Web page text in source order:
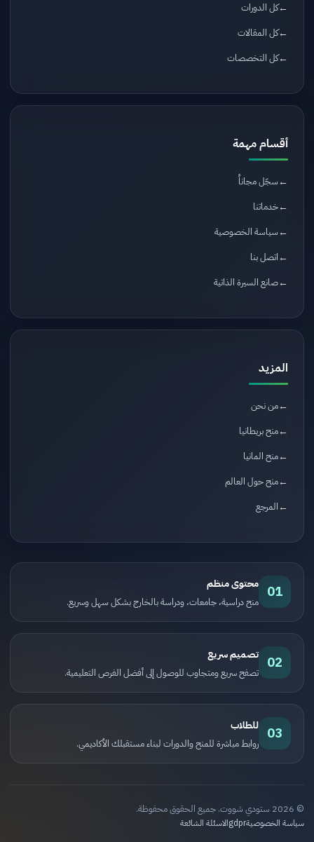
كل الدورات
كل المقالات
كل التخصصات
أقسام مهمة
سجّل مجاناً
خدماتنا
سياسة الخصوصية
اتصل بنا
صانع السيرة الذاتية
المزيد
من نحن
منح بريطانيا
منح المانيا
منح حول العالم
المرجع
01 محتوى منظم
منح دراسية، جامعات، ودراسة بالخارج بشكل سهل وسريع.
02 تصميم سريع
تصفح سريع ومتجاوب للوصول إلى أفضل الفرص التعليمية.
03 للطلاب
روابط مباشرة للمنح والدورات لبناء مستقبلك الأكاديمي.
© 2026 ستودي شووت. جميع الحقوق محفوظة.
سياسة الخصوصيةgdprالاسئلة الشائعة